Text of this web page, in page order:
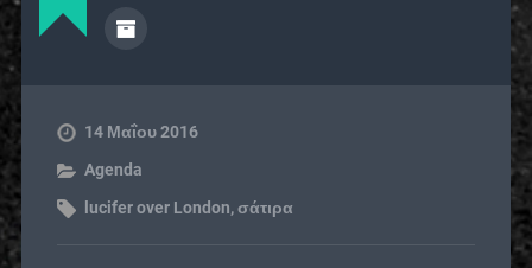
14 Μαΐου 2016
Agenda
lucifer over London,σάτιρα